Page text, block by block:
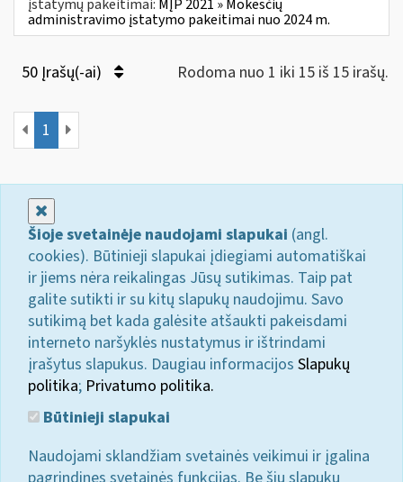
įstatymų pakeitimai: MĮP 2021 » Mokesčių
administravimo įstatymo pakeitimai nuo 2024 m.
50 Įrašų(-ai) Rodoma nuo 1 iki 15 iš 15 irašų.
1
Šioje svetainėje naudojami slapukai (angl.
cookies). Būtinieji slapukai įdiegiami automatiškai
ir jiems nėra reikalingas Jūsų sutikimas. Taip pat
galite sutikti ir su kitų slapukų naudojimu. Savo
sutikimą bet kada galėsite atšaukti pakeisdami
interneto naršyklės nustatymus ir ištrindami
įrašytus slapukus. Daugiau informacijos Slapukų
politika; Privatumo politika.
Būtinieji slapukai
Naudojami sklandžiam svetainės veikimui ir įgalina